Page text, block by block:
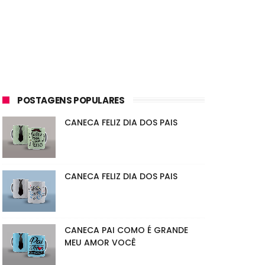
POSTAGENS POPULARES
CANECA FELIZ DIA DOS PAIS
CANECA FELIZ DIA DOS PAIS
CANECA PAI COMO É GRANDE
MEU AMOR VOCÊ